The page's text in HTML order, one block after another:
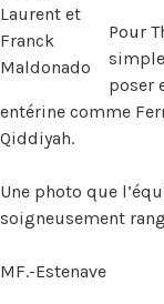
Laurent et
Franck
Maldonado
Pour
poser
entérine comme
Qiddiyah.
Une photo que
soigneusement
MF.-Estenave